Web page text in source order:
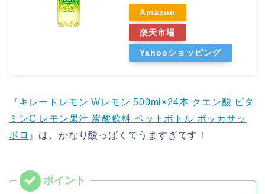
Amazon
楽天市場
Yahooショッピング
『キレートレモン Wレモン 500ml×24本 クエン酸 ビタ
ミンC レモン果汁 炭酸飲料 ペットボトル ポッカサッ
ポロ 』は、かなり酸っぱくてうますぎです！